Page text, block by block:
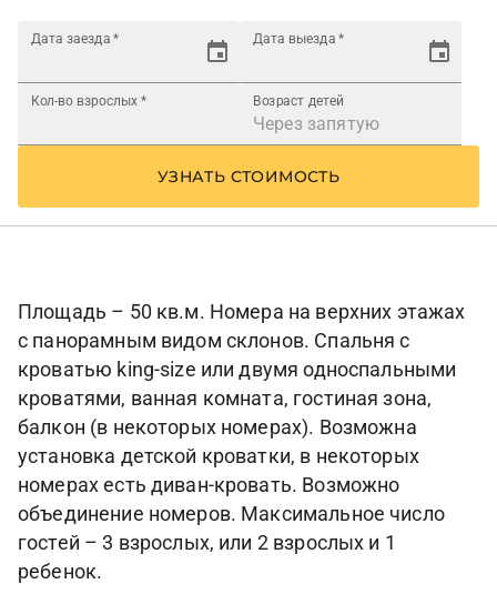
Дата заезда * Дата выезда *
Кол-во взрослых * Возраст детей
УЗНАТЬ СТОИМОСТЬ
Площадь – 50 кв.м. Номера на верхних этажах
с панорамным видом склонов. Спальня с
кроватью king-size или двумя односпальными
кроватями, ванная комната, гостиная зона,
балкон (в некоторых номерах). Возможна
установка детской кроватки, в некоторых
номерах есть диван-кровать. Возможно
объединение номеров. Максимальное число
гостей – 3 взрослых, или 2 взрослых и 1
ребенок.